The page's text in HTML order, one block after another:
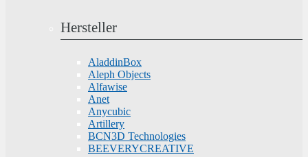
Hersteller
AladdinBox
Aleph Objects
Alfawise
Anet
Anycubic
Artillery
BCN3D Technologies
BEEVERYCREATIVE